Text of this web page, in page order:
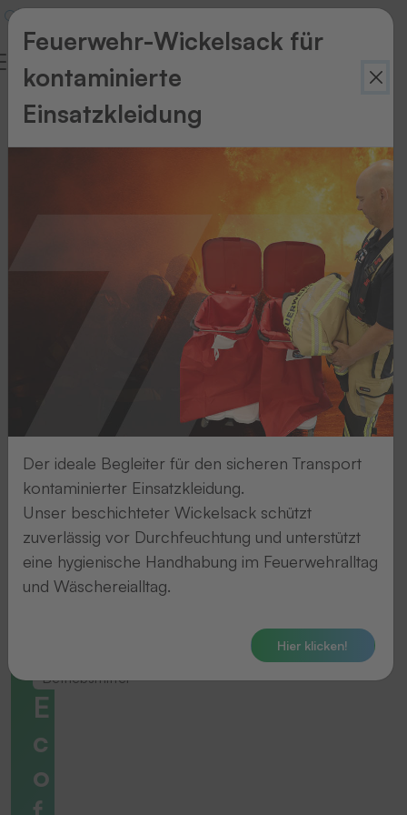
Zurück
Betriebsmittel
E
c
o
Feuerwehr-Wickelsack für
kontaminierte
Einsatzkleidung
Der ideale Begleiter für den sicheren Transport
kontaminierter Einsatzkleidung.
Unser beschichteter Wickelsack schützt
zuverlässig vor Durchfeuchtung und unterstützt
eine hygienische Handhabung im Feuerwehralltag
und Wäschereialltag.
Hier klicken!